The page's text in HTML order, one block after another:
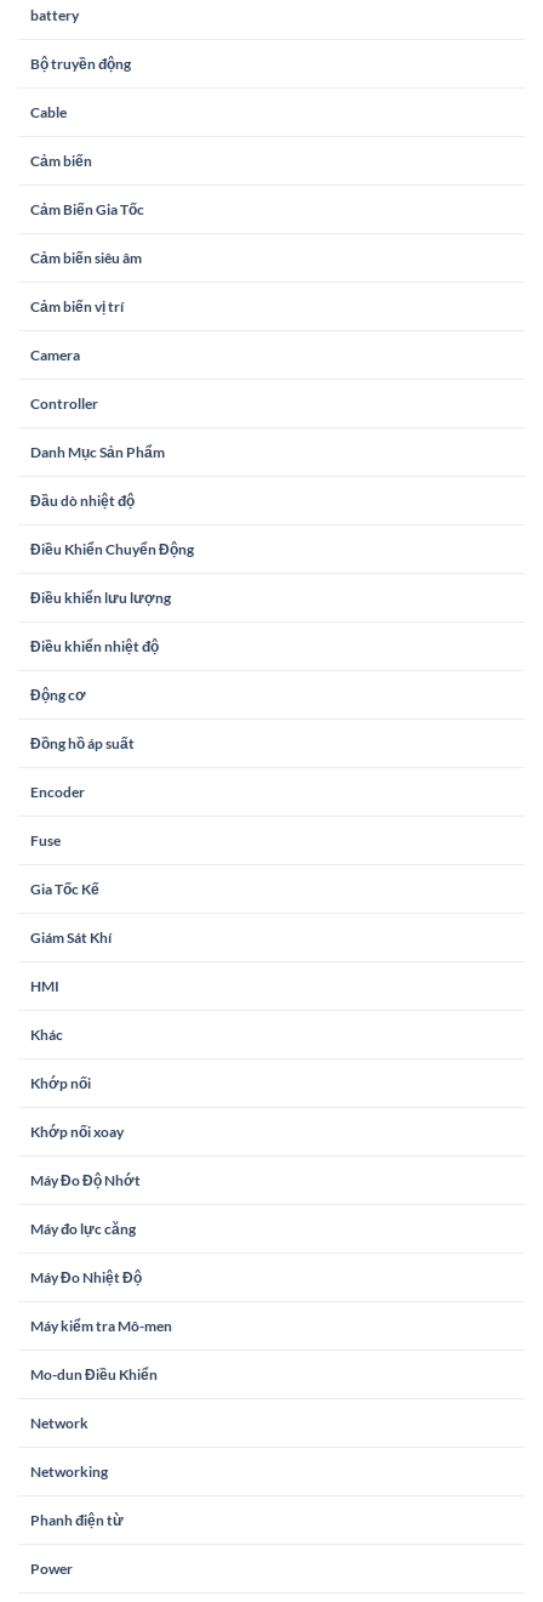
battery
Bộ truyền động
Cable
Cảm biến
Cảm Biến Gia Tốc
Cảm biến siêu âm
Cảm biến vị trí
Camera
Controller
Danh Mục Sản Phẩm
Đầu dò nhiệt độ
Điều Khiển Chuyển Động
Điều khiển lưu lượng
Điều khiển nhiệt độ
Động cơ
Đồng hồ áp suất
Encoder
Fuse
Gia Tốc Kế
Giám Sát Khí
HMI
Khác
Khớp nối
Khớp nối xoay
Máy Đo Độ Nhớt
Máy đo lực căng
Máy Đo Nhiệt Độ
Máy kiểm tra Mô-men
Mo-dun Điều Khiển
Network
Networking
Phanh điện từ
Power